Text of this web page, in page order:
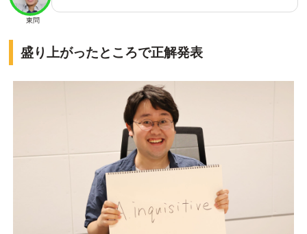
東問
盛り上がったところで正解発表